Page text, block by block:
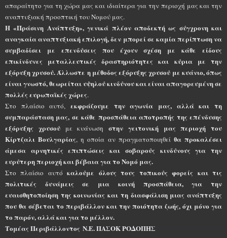
απαραίτητο για τη χώρα μας και ιδιαίτερα για την περιοχή μας και την
αναπτυξιακή προοπτική του Νομού μας.
Η «Πράσινη Ανάπτυξη», γενικά πλέον αποδεκτή ως σύγχρονη και
αναγκαία αναπτυξιακή επιλογή, δεν μπορεί σε καμία περίπτωση να
συμβαδίσει με επενδύσεις που έχουν σχέση με κάθε είδους
επικίνδυνες μεταλλευτικές δραστηριότητες και κύρια με την
εξόρυξη χρυσού. Άλλωστε η μέθοδος εξόρυξης χρυσού με κυάνιο, όπως
είναι γνωστό, θεωρείται υψηλού κινδύνου και είναι απαγορευμένη σε
πολλές ευρωπαϊκές χώρες.
Στο πλαίσιο αυτό, εκφράζουμε την αγωνία μας, αλλά και τη
συμπαράσταση μας, σε κάθε προσπάθεια αποτροπής της επένδυσης
εξόρυξης χρυσούμε κυάνωση στην γειτονική μας περιοχή του
Κίρτζαλι Βουλγαρίας, η οποία αν πραγματοποιηθείθα προκαλέσει
άμεσα αρνητικές επιπτώσεις και σοβαρούς κινδύνους για την
ευρύτερη περιοχή και βέβαια για το Νομό μας.
Στο πλαίσιο αυτόκαλούμε όλους τους τοπικούς φορείς και τις
πολιτικές δυνάμεις σε μια κοινή προσπάθεια, για την
ευαισθητοποίηση της κοινωνίας και τη διασφάλιση μιας ανάπτυξης
που θα σέβεται το περιβάλλον και την ποιότητα ζωής, όχι μόνο για
το παρόν, αλλά και για το μέλλον.
Τομέας Περιβάλλοντος Ν.Ε. ΠΑΣΟΚ ΡΟΔΟΠΗΣ